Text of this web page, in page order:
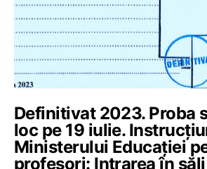
Definitivat 2023. Proba
loc pe 19 iulie.
Ministerului Educației
profesori: Intrarea în